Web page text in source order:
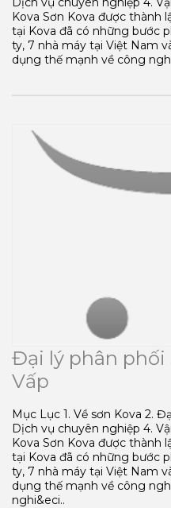
Kova Sơn Kova được thành
tại Kova đã có những bước
ty, 7 nhà máy tại Việt Nam
dụng thế mạnh về công
Đại lý phân phối
Vấp
Mục Lục 1. Về sơn Kova 2.
Dịch vụ chuyên nghiệp 4.
Kova Sơn Kova được thành
tại Kova đã có những bước
ty, 7 nhà máy tại Việt Nam
dụng thế mạnh về công
nghi&eci..